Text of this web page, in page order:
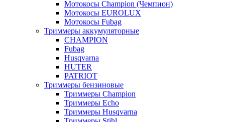
Мотокосы Champion (Чемпион)
Мотокосы EUROLUX
Мотокосы Fubag
Триммеры аккумуляторные
CHAMPION
Fubag
Husqvarna
HUTER
PATRIOT
Триммеры бензиновые
Триммеры Champion
Триммеры Echo
Триммеры Husqvarna